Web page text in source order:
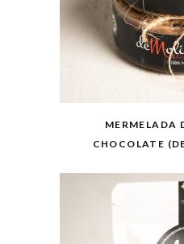
MERMELADA
CHOCOLATE